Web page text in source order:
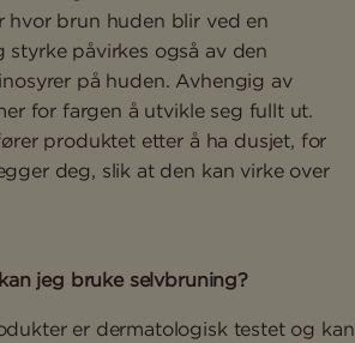
hvor brun huden blir ved en
påvirkes også av den
på huden. Avhengig av
for fargen å utvikle seg fullt ut.
produktet etter å ha dusjet, for
deg, slik at den kan virke over
jeg bruke selvbruning?
er dermatologisk testet og kan